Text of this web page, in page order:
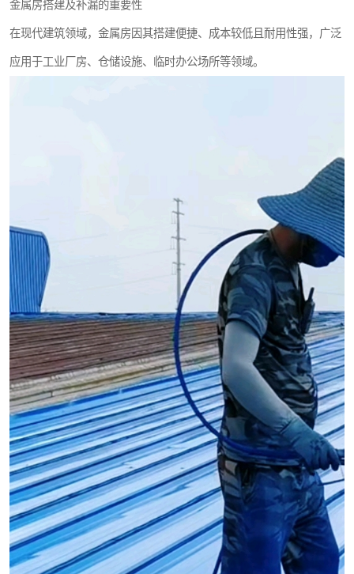
金属房搭建及补漏的重要性
在现代建筑领域，金属房因其搭建便捷、成本较低且耐用性强，广泛
应用于工业厂房、仓储设施、临时办公场所等领域。